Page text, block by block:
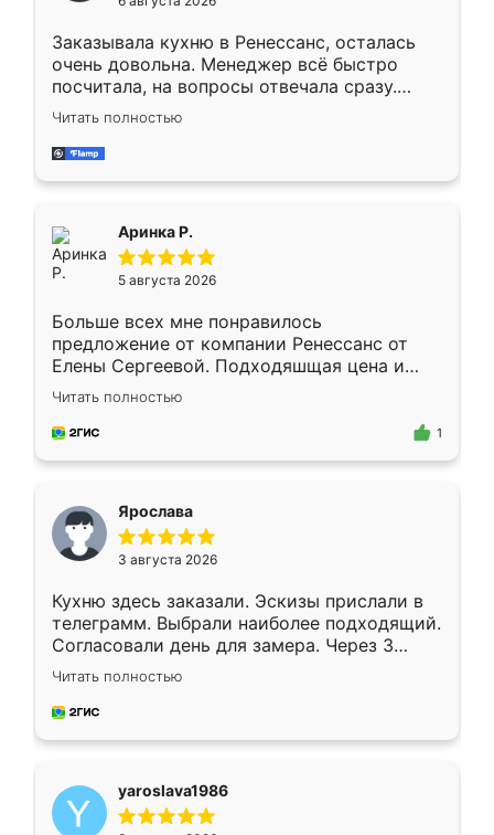
мебели буду заказывать только здесь.
Заказывала кухню в Ренессанс, осталась
очень довольна. Менеджер всё быстро
посчитала, на вопросы отвечала сразу.
Замерщик приехал в субботу, подошёл к
делу со всей ответственностью. Собрали
за день, ребята работали аккуратно, даже
Читать полностью
Аринка Р.
5 августа 2026
Больше всех мне понравилось
предложение от компании Ренессанс от
Елены Сергеевой. Подходяшщая цена и
короткие сроки изготовления. Приехавший
для замера сотрудник Владислав
предложил по моему эскизу самый
Читать полностью
1
Ярослава
3 августа 2026
Кухню здесь заказали. Эскизы прислали в
телеграмм. Выбрали наиболее подходящий.
Согласовали день для замера. Через 3
недели кухня была уже готова. Остались
довольны работой. Спасибо Ренессанс
мебель за качественную работу!
Читать полностью
yaroslava1986